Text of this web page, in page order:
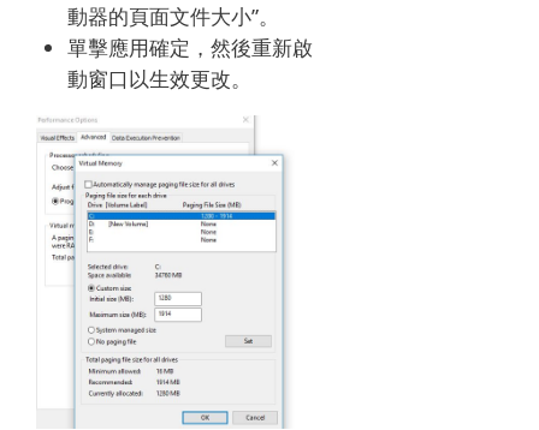
動器的頁面文件大小”。
單擊應用確定，然後重新啟
動窗口以生效更改。